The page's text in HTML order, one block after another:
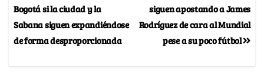
siguen apostando a James
Rodríguez de cara al Mundial
pese a su poco fútbol
Bogotá si la ciudad y la
Sabana siguen expandiéndose
de forma desproporcionada